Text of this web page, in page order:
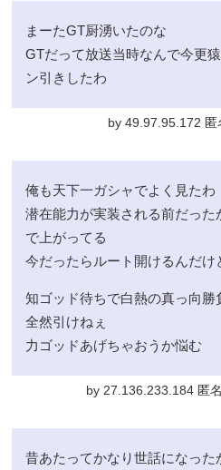
まーたGT厨湧いたのな
GTだって放送当時なんで今更
ン引きしたわ
by 49.97.95.172 匿
俺も天下一ガシャでよく見たわ
潜在能力が実装される前だった
で上がってる
今だったらルート開けるんだ
知ゴッド待ちで白熱の真っ向
全然引けねぇ
力ゴッドあげちゃおうか悩む
by 27.136.233.184 匿
昔あたってかなり世話になった